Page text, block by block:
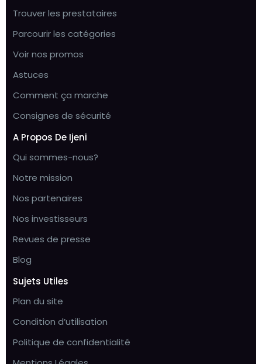
Trouver les prestataires
Parcourir les catégories
Voir nos promos
Astuces
Comment ça marche
Consignes de sécurité
A Propos De Ijeni
Qui sommes-nous?
Notre mission
Nos partenaires
Nos investisseurs
Revues de presse
Blog
Sujets Utiles
Plan du site
Condition d’utilisation
Politique de confidentialité